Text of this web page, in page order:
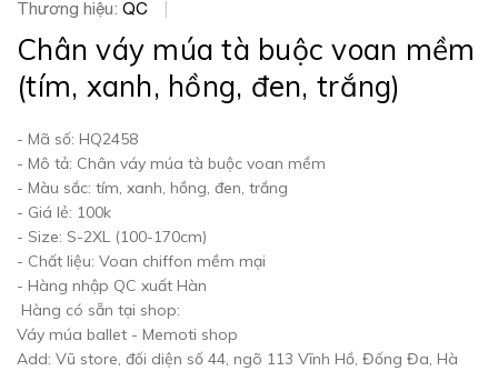
Thương hiệu: QC
Chân váy múa tà buộc voan mềm
(tím, xanh, hồng, đen, trắng)
- Mã số: HQ2458
- Mô tả: Chân váy múa tà buộc voan mềm
- Màu sắc: tím, xanh, hồng, đen, trắng
- Giá lẻ: 100k
- Size: S-2XL (100-170cm)
- Chất liệu: Voan chiffon mềm mại
- Hàng nhập QC xuất Hàn
Hàng có sẵn tại shop:
Váy múa ballet - Memoti shop
Add: Vũ store, đối diện số 44, ngõ 113 Vĩnh Hồ, Đống Đa, Hà